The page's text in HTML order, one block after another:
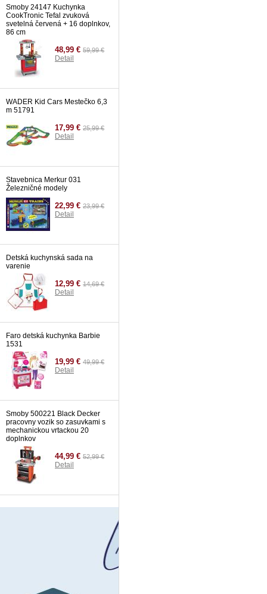
Detail
Smoby 24147 Kuchynka
CookTronic Tefal zvuková
svetelná červená + 16 doplnkov,
86 cm
48,99 € 59,99 €
Detail
WADER Kid Cars Mestečko 6,3
m 51791
17,99 € 25,99 €
Detail
Stavebnica Merkur 031
Železničné modely
22,99 € 23,99 €
Detail
Detská kuchynská sada na
varenie
12,99 € 14,69 €
Detail
Faro detská kuchynka Barbie
1531
19,99 € 49,99 €
Detail
Smoby 500221 Black Decker
pracovny vozik so zasuvkami s
mechanickou vrtackou 20
doplnkov
44,99 € 52,99 €
Detail